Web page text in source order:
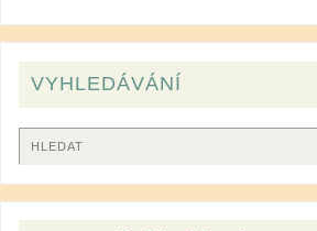
VYHLEDÁVÁNÍ